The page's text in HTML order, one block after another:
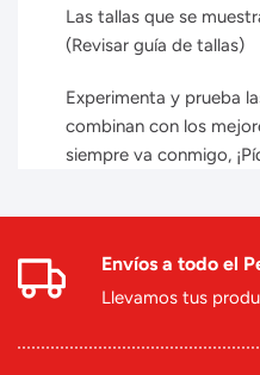
Las tallas que se
(Revisar guía de tallas)
Experimenta y prueba
combinan con los
siempre va conmigo,
Envíos a todo el
Llevamos tus